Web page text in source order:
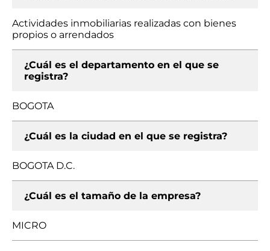
Actividades inmobiliarias realizadas con bienes
propios o arrendados
¿Cuál es el departamento en el que se
registra?
BOGOTA
¿Cuál es la ciudad en el que se registra?
BOGOTA D.C.
¿Cuál es el tamaño de la empresa?
MICRO